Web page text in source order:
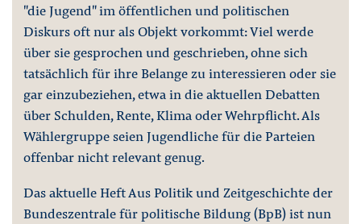
"die Jugend" im öffentlichen und politischen
Diskurs oft nur als Objekt vorkommt: Viel werde
über sie gesprochen und geschrieben, ohne sich
tatsächlich für ihre Belange zu interessieren oder sie
gar einzubeziehen, etwa in die aktuellen Debatten
über Schulden, Rente, Klima oder Wehrpflicht. Als
Wählergruppe seien Jugendliche für die Parteien
offenbar nicht relevant genug.
Das aktuelle Heft Aus Politik und Zeitgeschichte der
Bundeszentrale für politische Bildung (BpB) ist nun